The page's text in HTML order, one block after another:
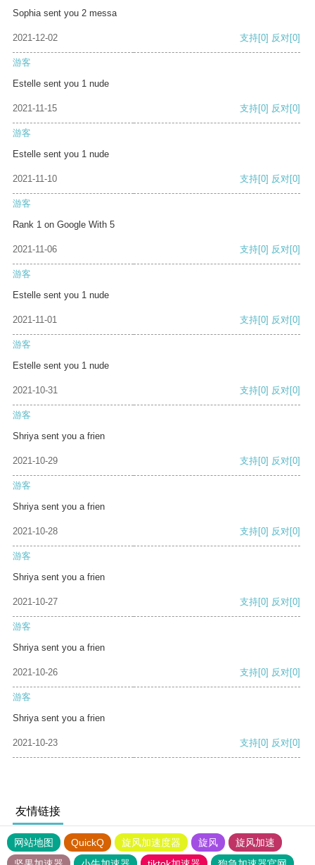
Sophia sent you 2 messa
2021-12-02 支持[0] 反对[0]
游客
Estelle sent you 1 nude
2021-11-15 支持[0] 反对[0]
游客
Estelle sent you 1 nude
2021-11-10 支持[0] 反对[0]
游客
Rank 1 on Google With 5
2021-11-06 支持[0] 反对[0]
游客
Estelle sent you 1 nude
2021-11-01 支持[0] 反对[0]
游客
Estelle sent you 1 nude
2021-10-31 支持[0] 反对[0]
游客
Shriya sent you a frien
2021-10-29 支持[0] 反对[0]
游客
Shriya sent you a frien
2021-10-28 支持[0] 反对[0]
游客
Shriya sent you a frien
2021-10-27 支持[0] 反对[0]
游客
Shriya sent you a frien
2021-10-26 支持[0] 反对[0]
游客
Shriya sent you a frien
2021-10-23 支持[0] 反对[0]
友情链接
网站地图 QuickQ 旋风加速度器 旋风
旋风加速